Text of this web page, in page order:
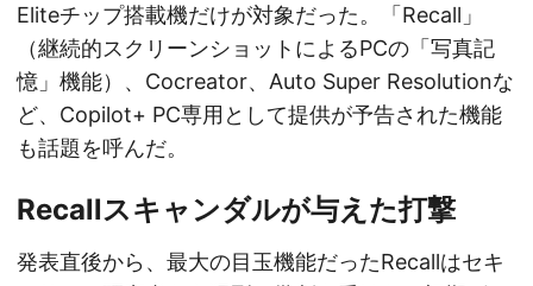
Eliteチップ搭載機だけが対象だった。「Recall」
（継続的スクリーンショットによるPCの「写真記
憶」機能）、Cocreator、Auto Super Resolutionな
ど、Copilot+ PC専用として提供が予告された機能
も話題を呼んだ。
Recallスキャンダルが与えた打撃
発表直後から、最大の目玉機能だったRecallはセキ